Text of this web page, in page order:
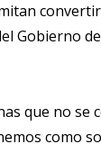
Gobierno
que no
como